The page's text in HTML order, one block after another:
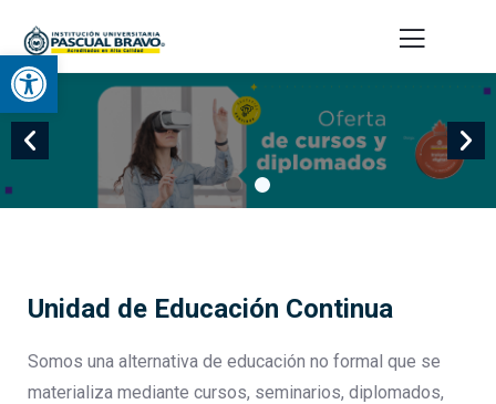
Abrir barra de herramientas
Continua
Insignia digital:
se otorga para
cursos con una
duración igual o
superior a 40
horas y
diplomados.
para
conocer
oferta
Unidad de Educación Continua
Somos una alternativa de educación no formal que se
materializa mediante cursos, seminarios, diplomados,